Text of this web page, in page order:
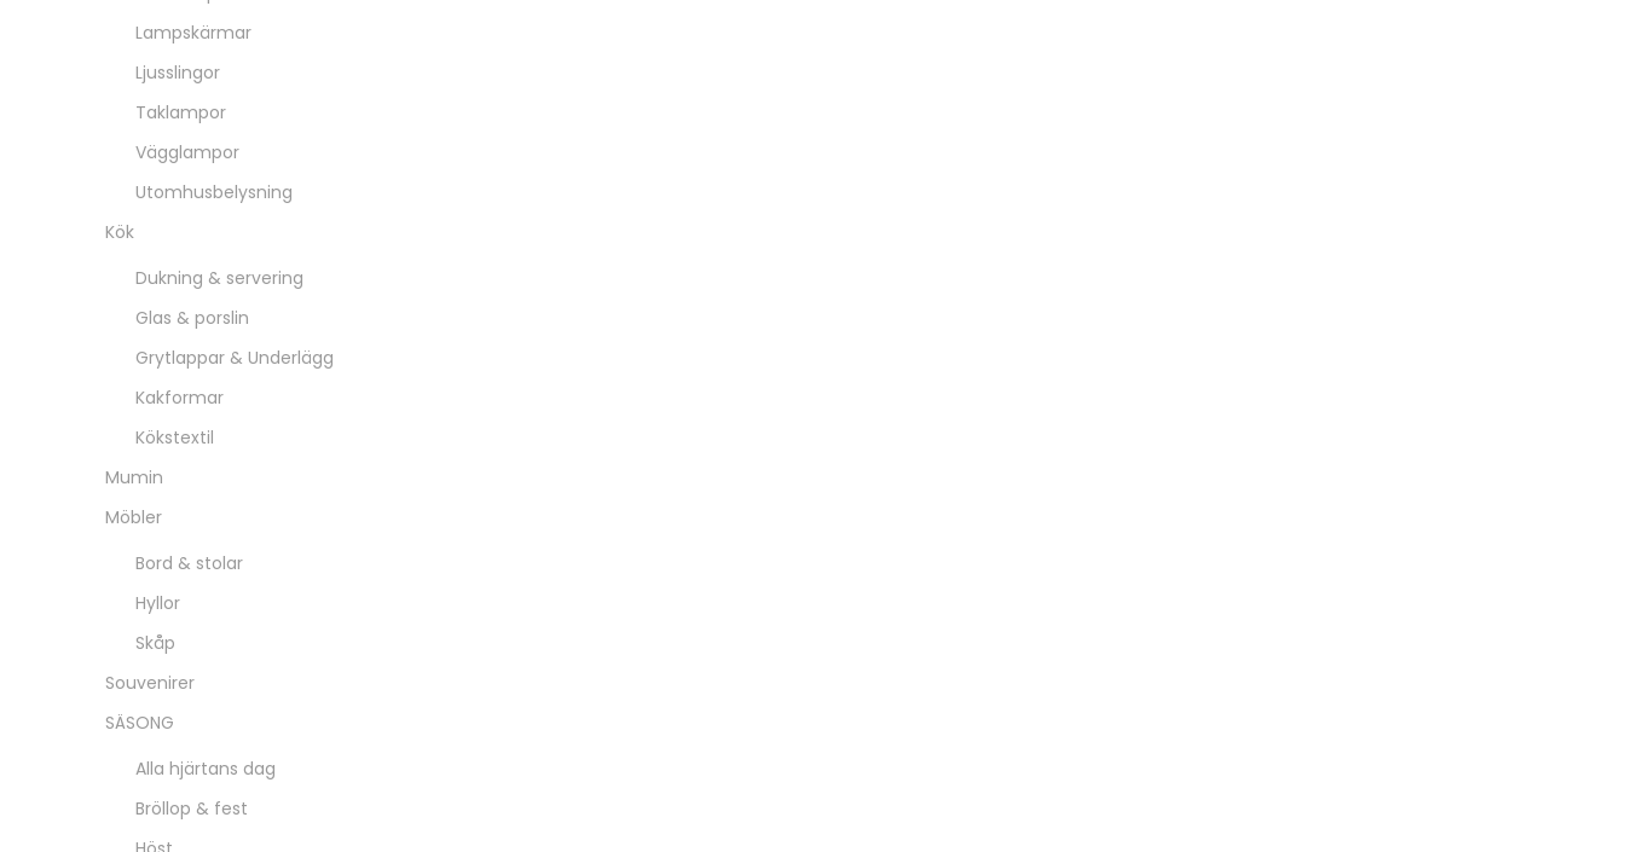
Lampskärmar
Ljusslingor
Taklampor
Vägglampor
Utomhusbelysning
Kök
Dukning & servering
Glas & porslin
Grytlappar & Underlägg
Kakformar
Kökstextil
Mumin
Möbler
Bord & stolar
Hyllor
Skåp
Souvenirer
SÄSONG
Alla hjärtans dag
Bröllop & fest